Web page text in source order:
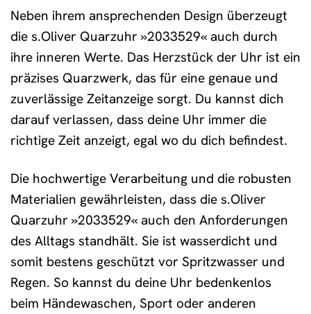
Neben ihrem ansprechenden Design überzeugt
die s.Oliver Quarzuhr »2033529« auch durch
ihre inneren Werte. Das Herzstück der Uhr ist ein
präzises Quarzwerk, das für eine genaue und
zuverlässige Zeitanzeige sorgt. Du kannst dich
darauf verlassen, dass deine Uhr immer die
richtige Zeit anzeigt, egal wo du dich befindest.
Die hochwertige Verarbeitung und die robusten
Materialien gewährleisten, dass die s.Oliver
Quarzuhr »2033529« auch den Anforderungen
des Alltags standhält. Sie ist wasserdicht und
somit bestens geschützt vor Spritzwasser und
Regen. So kannst du deine Uhr bedenkenlos
beim Händewaschen, Sport oder anderen